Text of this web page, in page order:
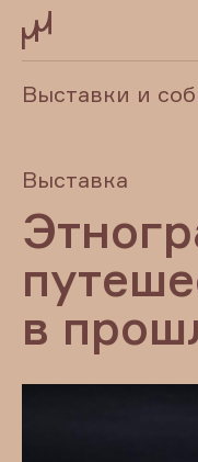
Выставки и
Выставка
в